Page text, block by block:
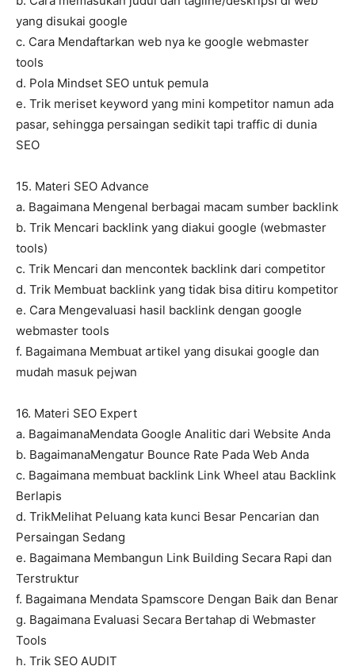
yang disukai google
c. Cara Mendaftarkan web nya ke google webmaster
tools
d. Pola Mindset SEO untuk pemula
e. Trik meriset keyword yang mini kompetitor namun ada
pasar, sehingga persaingan sedikit tapi traffic di dunia
SEO
15. Materi SEO Advance
a. Bagaimana Mengenal berbagai macam sumber backlink
b. Trik Mencari backlink yang diakui google (webmaster
tools)
c. Trik Mencari dan mencontek backlink dari competitor
d. Trik Membuat backlink yang tidak bisa ditiru kompetitor
e. Cara Mengevaluasi hasil backlink dengan google
webmaster tools
f. Bagaimana Membuat artikel yang disukai google dan
mudah masuk pejwan
16. Materi SEO Expert
a. BagaimanaMendata Google Analitic dari Website Anda
b. BagaimanaMengatur Bounce Rate Pada Web Anda
c. Bagaimana membuat backlink Link Wheel atau Backlink
Berlapis
d. TrikMelihat Peluang kata kunci Besar Pencarian dan
Persaingan Sedang
e. Bagaimana Membangun Link Building Secara Rapi dan
Terstruktur
f. Bagaimana Mendata Spamscore Dengan Baik dan Benar
g. Bagaimana Evaluasi Secara Bertahap di Webmaster
Tools
h. Trik SEO AUDIT